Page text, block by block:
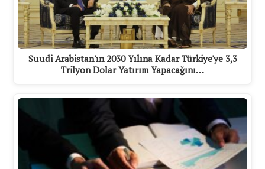
Suudi Arabistan'ın 2030 Yılına Kadar Türkiye'ye 3,3
Trilyon Dolar Yatırım Yapacağını…